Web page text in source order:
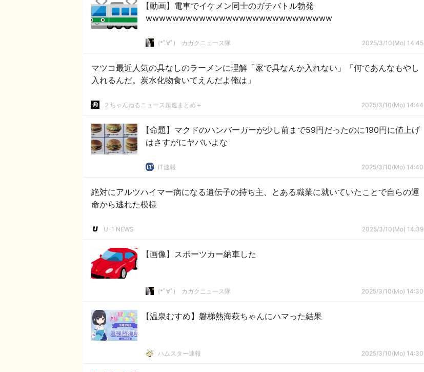
【動画】電車でイケメン同士のガチバトル勃発
wwwwwwwwwwwwwwwwwwwwwwwwwwww
(*ﾟ∀ﾟ)ゞカガクニュース隊 2025/3/10(Mo) 14:45
マツコ最近人気の具なしのラーメンに理解「家で具なんか入れない」「何であんなもやし
入れるんだ。炭水化物食いてえんだよ俺は」
２ちゃんねるニュース超速まとめ＋ 2025/3/10(Mo) 14:44
【命題】マクドのハンバーガーが少し前まで59円だったのに190円に値上げ
はさすがにヤバいよな
IT速報 2025/3/10(Mo) 14:40
絶対にアルツハイマー病になる遺伝子の持ち主、とある職業に就いていたことで自らの運
命から逃れた模様
U-1 NEWS 2025/3/10(Mo) 14:39
【画像】スポーツカー納車した
(*ﾟ∀ﾟ)ゞカガクニュース隊 2025/3/10(Mo) 14:30
【温泉むすめ】磐梯熱海萩ちゃんにハマった結果
ハムスター速報 2025/3/10(Mo) 14:30